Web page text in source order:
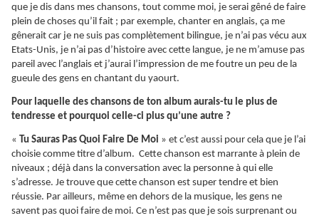
que je dis dans mes chansons, tout comme moi, je serai gêné de faire
plein de choses qu’il fait ; par exemple, chanter en anglais, ça me
gênerait car je ne suis pas complètement bilingue, je n’ai pas vécu aux
Etats-Unis, je n’ai pas d’histoire avec cette langue, je ne m’amuse pas
pareil avec l’anglais et j’aurai l’impression de me foutre un peu de la
gueule des gens en chantant du yaourt.
Pour laquelle des chansons de ton album aurais-tu le plus de
tendresse et pourquoi celle-ci plus qu’une autre ?
« Tu Sauras Pas Quoi Faire De Moi » et c’est aussi pour cela que je l’ai
choisie comme titre d’album. Cette chanson est marrante à plein de
niveaux ; déjà dans la conversation avec la personne à qui elle
s’adresse. Je trouve que cette chanson est super tendre et bien
réussie. Par ailleurs, même en dehors de la musique, les gens ne
savent pas quoi faire de moi. Ce n’est pas que je sois surprenant ou